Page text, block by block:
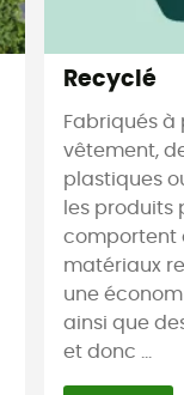
Recyclé
Fabriqués à
vêtement,
plastiques
les produits
comportent
matériaux
une
ainsi que
et donc ...